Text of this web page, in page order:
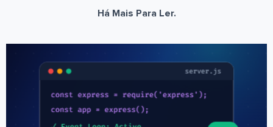
Há Mais Para Ler.